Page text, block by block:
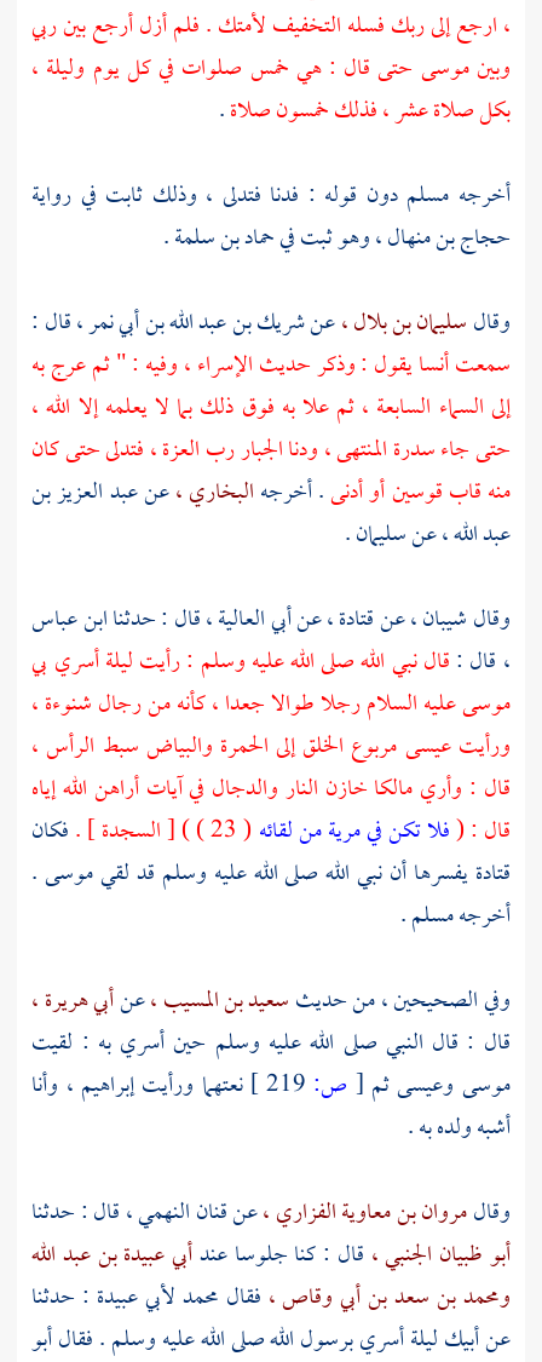
، ارجع إلى ربك فسله التخفيف لأمتك . فلم أزل أرجع بين ربي
وبينموسى حتى قال : هي خمس صلوات في كل يوم وليلة ،
بكل صلاة عشر ، فذلك خمسون صلاة.
أخرجه مسلمدون قوله : فدنا فتدلى ، وذلك ثابت في رواية
حجاج بن منهال ،وهو ثبت فيحماد بن سلمة.
وقالسليمان بن بلال ،عنشريك بن عبد الله بن أبي نمر ،قال :
سمعتأنسايقول : وذكر حديث الإسراء ، وفيه : " ثم عرج به
إلى السماء السابعة ، ثم علا به فوق ذلك بما لا يعلمه إلا الله ،
حتى جاء سدرة المنتهى ، ودنا الجبار رب العزة ، فتدلى حتى كان
منه قاب قوسين أو أدنى. أخرجهالبخاري ،عنعبد العزيز بن
عبد الله ،عنسليمان.
وقالشيبان ،عنقتادة ،عنأبي العالية ،قال : حدثناابن عباس
، قال :قال نبي الله صلى الله عليه وسلم : رأيت ليلة أسري بي
موسىعليه السلام رجلا طوالا جعدا ، كأنه من رجال شنوءة ،
ورأيتعيسىمربوع الخلق إلى الحمرة والبياض سبط الرأس ،
قال : وأريمالكاخازن النار والدجال في آيات أراهن الله إياه
قال : (فلا تكن في مرية من لقائه ( 23 ) ) [ السجدة ] .
فكان
قتادةيفسرها أن نبي الله صلى الله عليه وسلم قد لقيموسى.
أخرجهمسلم.
وفي الصحيحين ، من حديثسعيد بن المسيب ،عنأبي هريرة ،
قال : قال النبي صلى الله عليه وسلم حين أسري به : لقيت
موسى وعيسىثم [ ص: نعتهما ورأيتإبراهيم ، وأنا
أشبه ولده به .
وقالمروان بن معاوية الفزاري ،عنقنان النهمي ،قال : حدثنا
أبو ظبيان الجنبي ، قال : كنا جلوسا عندأبي عبيدة بن عبد الله
ومحمد بن سعد بن أبي وقاص ، فقال محمدلأبي عبيدة : حدثنا
عن أبيك ليلة أسري برسول الله صلى الله عليه وسلم . فقالأبو